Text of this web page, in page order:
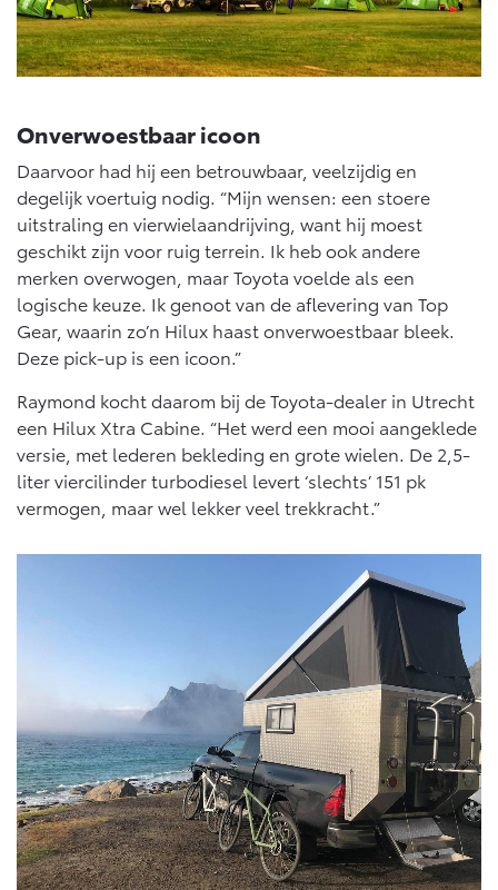
Vanaf € 89.986,-
Onverwoestbaar icoon
Daarvoor had hij een betrouwbaar, veelzijdig en
degelijk voertuig nodig. “Mijn wensen: een stoere
uitstraling en vierwielaandrijving, want hij moest
geschikt zijn voor ruig terrein. Ik heb ook andere
merken overwogen, maar Toyota voelde als een
logische keuze. Ik genoot van de aflevering van Top
Gear, waarin zo’n Hilux haast onverwoestbaar bleek.
Deze pick-up is een icoon.”
Raymond kocht daarom bij de Toyota-dealer in Utrecht
een Hilux Xtra Cabine. “Het werd een mooi aangeklede
versie, met lederen bekleding en grote wielen. De 2,5-
liter viercilinder turbodiesel levert ‘slechts’ 151 pk
vermogen, maar wel lekker veel trekkracht.”